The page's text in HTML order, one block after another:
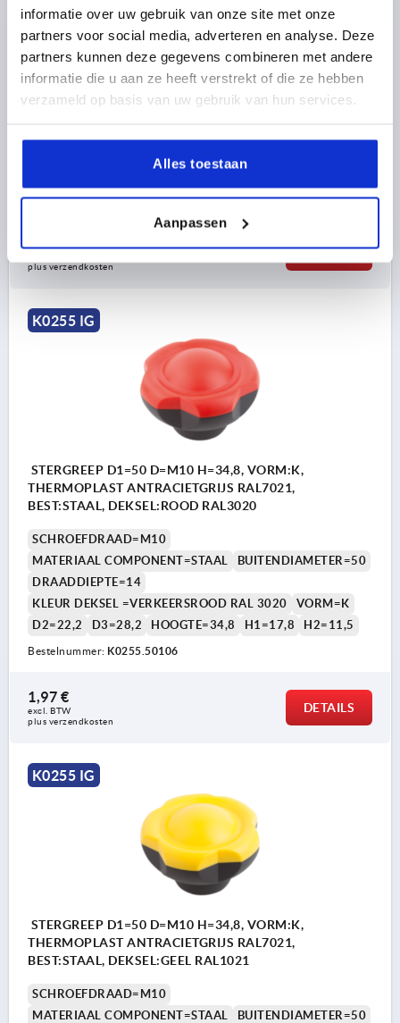
informatie over uw gebruik van onze site met onze
partners voor social media, adverteren en analyse. Deze
partners kunnen deze gegevens combineren met andere
informatie die u aan ze heeft verstrekt of die ze hebben
verzameld op basis van uw gebruik van hun services.
Alles toestaan
Aanpassen
STERGREEP D1=50 D=M10 H=34,8, VORM:K,
THERMOPLAST ANTRACIETGRIJS RAL7021,
BEST:STAAL, DEKSEL:GRIJS RAL7035
SCHROEFDRAAD=M10
MATERIAAL COMPONENT=STAAL
BUITENDIAMETER=50
HOOGTE=34,8 H1=17,8
Bestelnummer:K0255.50105
plus verzendkosten
DETAILS
K0255 IG
STERGREEP D1=50 D=M10 H=34,8, VORM:K,
THERMOPLAST ANTRACIETGRIJS RAL7021,
BEST:STAAL, DEKSEL:ROOD RAL3020
SCHROEFDRAAD=M10
MATERIAAL COMPONENT=STAAL
BUITENDIAMETER=50
DRAADDIEPTE=14
KLEUR DEKSEL =VERKEERSROOD RAL 3020
VORM=K
D2=22,2
D3=28,2 HOOGTE=34,8 H1=17,8 H2=11,5
Bestelnummer: K0255.50106
1,97 €
excl. BTW
plus verzendkosten
DETAILS
K0255 IG
STERGREEP D1=50 D=M10 H=34,8, VORM:K,
THERMOPLAST ANTRACIETGRIJS RAL7021,
BEST:STAAL, DEKSEL:GEEL RAL1021
SCHROEFDRAAD=M10
MATERIAAL COMPONENT=STAAL
BUITENDIAMETER=50